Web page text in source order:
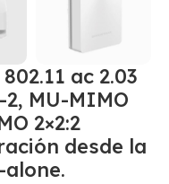
ac 2.03
MU-MIMO
2×2:2
desde la